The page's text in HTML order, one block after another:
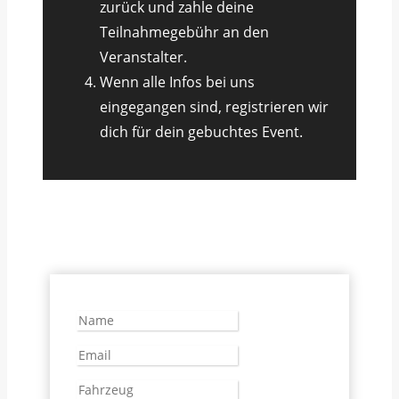
zurück und zahle deine
Teilnahmegebühr an den
Veranstalter.
Wenn alle Infos bei uns
eingegangen sind, registrieren wir
dich für dein gebuchtes Event.